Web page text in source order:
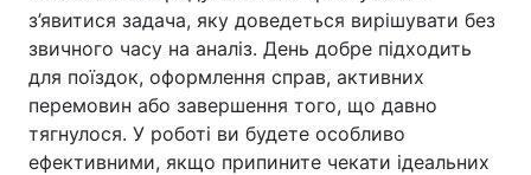
з’явитися задача, яку доведеться вирішувати без
звичного часу на аналіз. День добре підходить
для поїздок, оформлення справ, активних
перемовин або завершення того, що давно
тягнулося. У роботі ви будете особливо
ефективними, якщо припините чекати ідеальних